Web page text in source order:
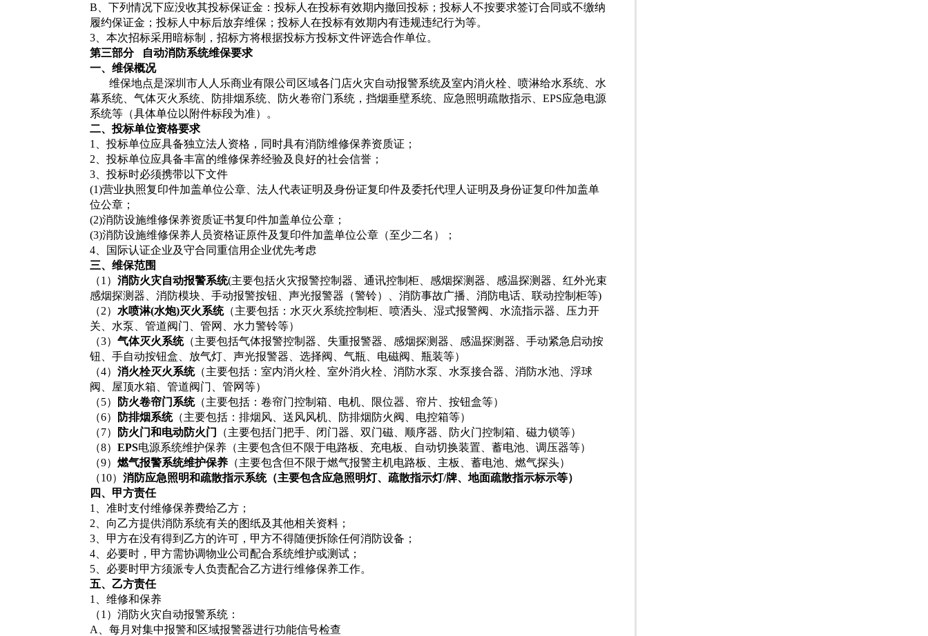
B 、下列情况下应没收其投标保证金：投标人在投标有效期内撤回投标；投标人不按要求签订合同或不缴纳
履约保证金；投标人中标后放弃维保；投标人在投标有效期内有违规违纪行为等。
3 、本次招标采用暗标制，招标方将根据投标方投标文件评选合作单位。
第三部分
自动消防系统维保要求
一、维保概况
维保地点是深圳市人人乐商业有限公司区域各门店火灾自动报警系统及室内消火栓、喷淋给水系统、水
幕系统、气体灭火系统、防排烟系统、防火卷帘门系统，挡烟垂壁系统、应急照明疏散指示、EPS应急电源
系统等（具体单位以附件标段为准）。
二、投标单位资格要求
1
、投标单位应具备独立法人资格，同时具有消防维修保养资质证；
2 、投标单位应具备丰富的维修保养经验及良好的社会信誉；
3 、投标时必须携带以下文件
(1)营业执照复印件加盖单位公章、法人代表证明及身份证复印件及委托代理人证明及身份证复印件加盖单
位公章；
(2)消防设施维修保养资质证书复印件加盖单位公章；
(3)消防设施维修保养人员资格证原件及复印件加盖单位公章（至少二名）；
4 、国际认证企业及守合同重信用企业优先考虑
三、维保范围
（1）消防火灾自动报警系统(主要包括火灾报警控制器、通讯控制柜、感烟探测器、感温探测器、红外光束
感烟探测器、消防模块、手动报警按钮、声光报警器（警铃）、消防事故广播、消防电话、联动控制柜等)
（2） 水喷淋(水炮)灭火系统（主要包括：水灭火系统控制柜、喷洒头、湿式报警阀、水流指示器、压力开
关、水泵、管道阀门、管网、水力警铃等）
（3）气体灭火系统（主要包括气体报警控制器、失重报警器、感烟探测器、感温探测器、手动紧急启动按
钮、手自动按钮盒、放气灯、声光报警器、选择阀、气瓶、电磁阀、瓶装等）
（4）消火栓灭火系统（主要包括：室内消火栓、室外消火栓、消防水泵、水泵接合器、消防水池、浮球
阀、屋顶水箱、管道阀门、管网等）
（5）
防火卷帘门系统（主要包括：卷帘门控制箱、电机、限位器、帘片、按钮盒等）
（6）
防排烟系统（主要包括：排烟风、送风风机、防排烟防火阀、电控箱等）
（7）
防火门和电动防火门
（主要包括门把手、闭门器、双门磁、顺序器、防火门控制箱、磁力锁等）
（8）EPS电源系统维护保养（主要包含但不限于电路板、充电板、自动切换装置、蓄电池、调压器等）
（9）燃气报警系统维护保养 （主要包含但不限于燃气报警主机电路板、主板、蓄电池、燃气探头）
（10）消防应急照明和疏散指示系统（主要包含应急照明灯、疏散指示灯/牌、地面疏散指示标示等）
四、甲方责任
1
、准时支付维修保养费给乙方；
2 、向乙方提供消防系统有关的图纸及其他相关资料；
3 、甲方在没有得到乙方的许可，甲方不得随便拆除任何消防设备；
4 、必要时，甲方需协调物业公司配合系统维护或测试；
5 、必要时甲方须派专人负责配合乙方进行维修保养工作。
五、乙方责任
1
、维修和保养
（1）消防火灾自动报警系统：
A
、每月对集中报警和区域报警器进行功能信号检查